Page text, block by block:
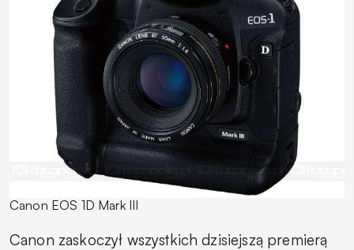
Canon EOS 1D Mark III
Canon zaskoczył wszystkich dzisiejszą premierą